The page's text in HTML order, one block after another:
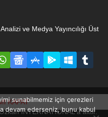
ve Medya Yayıncılığı Üst
yayınlanan yazı, haber ve
INTERNATIONAL'a aittir.
KAPAT
sunabilmemiz için çerezleri
devam ederseniz, bunu kabul